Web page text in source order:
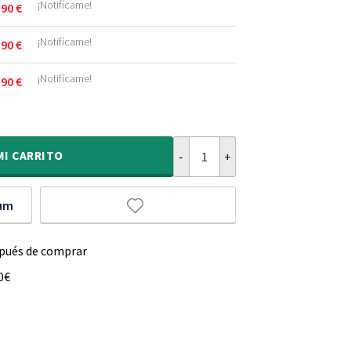
€ ¡Notifícame!
€ ¡Notifícame!
€ ¡Notifícame!
CARRITO
de comprar